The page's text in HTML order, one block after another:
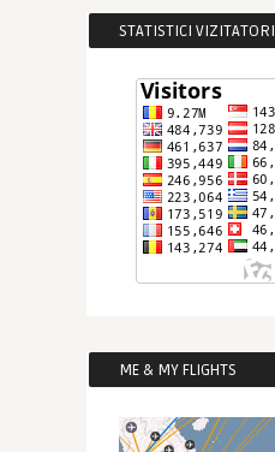
STATISTICI VIZITATORI
ME & MY FLIGHTS